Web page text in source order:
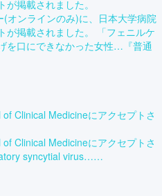
掲載されました。
オンラインのみ)に、日本大学病院
が掲載されました。 「フェニルケ
を口にできなかった女性…『普通
Clinical Medicineにアクセプトさ
Clinical Medicineにアクセプトさ
syncytial virus……